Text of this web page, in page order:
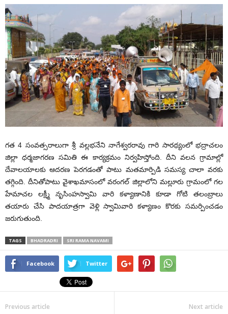
గత 4 సంవత్సరాలుగా శ్రీ వల్లభనేని నాగేశ్వరరావు గారి సారథ్యంలో భద్రాచలం
జిల్లా ధర్మజాగరణ సమితి ఈ కార్యక్రమం నిర్వహిస్తోంది. దీని వలన గ్రామాల్లో
దేవాలయాలకు ఆదరణ పెరగడంతో పాటు మతమార్పిడి సమస్య చాలా వరకు
తగ్గింది. దీనితోపాటు వైశాఖమాసంలో వరంగల్ జిల్లాలోని మల్లూరు గ్రామంలో గల
హేమాచల లక్ష్మీ నృసింహస్వామి వారి కళ్యాణానికి కూడా గోటి తలంబ్రాలు
తయారు చేసి పాదయాత్రగా వెళ్లి స్వామివారి కళ్యాణం కొరకు సమర్పించడం
జరుగుతుంది.
TAGS BHADRADRI SRI RAMA NAVAMI
Facebook Twitter
Previous article Next article